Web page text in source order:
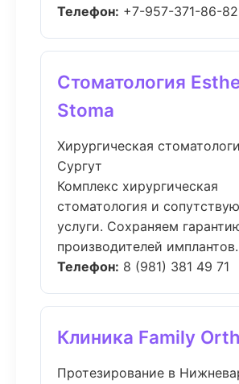
Телефон: +7-957-371-86-82
Стоматология
Stoma
Хирургическая
Сургут
Комплекс хирургическая
стоматология и
услуги. Сохраняем
производителей
Телефон: 8 (981) 381 49 71
Клиника Family
Протезирование в